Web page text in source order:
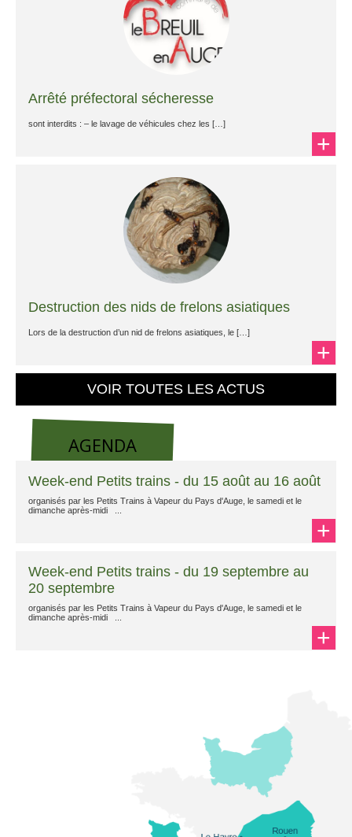
Arrêté préfectoral sécheresse
sont interdits : – le lavage de véhicules chez les […]
+
Destruction des nids de frelons asiatiques
Lors de la destruction d’un nid de frelons asiatiques, le […]
+
VOIR TOUTES LES ACTUS
AGENDA
Week-end Petits trains - du 15 août au 16 août
organisés par les Petits Trains à Vapeur du Pays d'Auge, le samedi et le
dimanche après-midi ...
+
Week-end Petits trains - du 19 septembre au
20 septembre
organisés par les Petits Trains à Vapeur du Pays d'Auge, le samedi et le
dimanche après-midi ...
+